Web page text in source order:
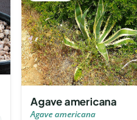
Agave americana
Agave americana